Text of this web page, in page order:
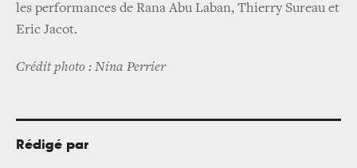
les performances de Rana Abu Laban, Thierry Sureau et
Eric Jacot.
Crédit photo : Nina Perrier
Rédigé par